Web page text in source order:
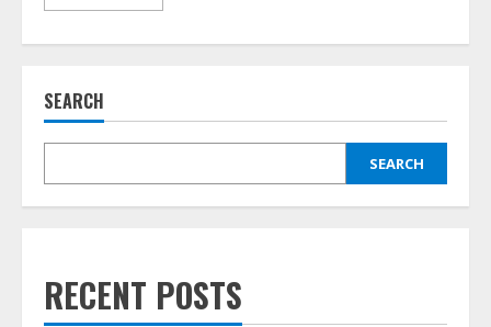
more
Pedagang
Angkringan,
Transparansi
dan
SEARCH
SEARCH
RECENT POSTS